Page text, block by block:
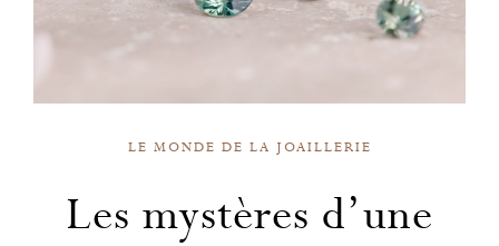
LE MONDE DE LA JOAILLERIE
Les mystères d’une